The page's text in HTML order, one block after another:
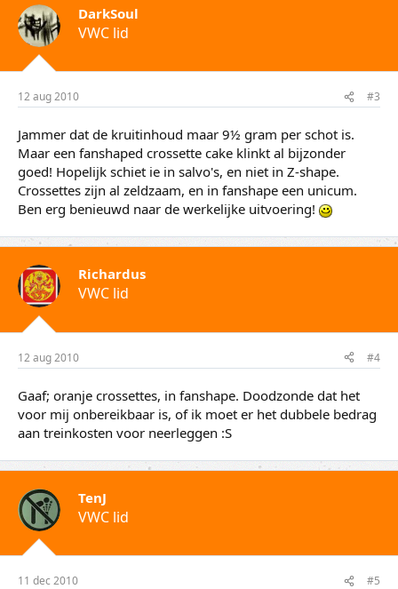
DarkSoul
VWC lid
12 aug 2010 #3
Jammer dat de kruitinhoud maar 9½ gram per schot is.
Maar een fanshaped crossette cake klinkt al bijzonder
goed! Hopelijk schiet ie in salvo's, en niet in Z-shape.
Crossettes zijn al zeldzaam, en in fanshape een unicum.
Ben erg benieuwd naar de werkelijke uitvoering!
Richardus
VWC lid
12 aug 2010 #4
Gaaf; oranje crossettes, in fanshape. Doodzonde dat het
voor mij onbereikbaar is, of ik moet er het dubbele bedrag
aan treinkosten voor neerleggen :S
TenJ
VWC lid
11 dec 2010 #5